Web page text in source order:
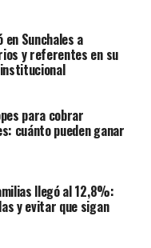
en Santa
la publicación
materiales que ya
Sunchales a
y referentes en su
para cobrar
cuánto pueden ganar
llegó al 12,8%:
y evitar que sigan